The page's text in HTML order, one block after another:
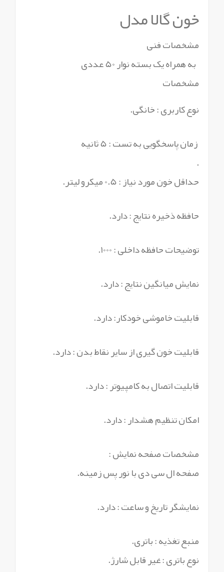
خون گالا مدل
مشخصات فنی
به همراه یک بسته نوار 50 عددی
مشخصات
نوع کاربری : خانگی.
زمان پاسخگویی به تست : 5 ثانیه
.
حداقل خون مورد نیاز : 0.5 میکرو لیتر.
حافظه ذخیره نتایج : دارد.
توضیحات حافظه داخلی : 1000.
نمایش میانگین نتایج : دارد.
قابلیت خاموشی خودکار: دارد.
قابلیت خون گیری از سایر نقاط بدن : دارد.
قابلیت اتصال به کامپیوتر : دارد.
امکان تنظیم هشدار : دارد.
مشخصات صفحه نمایش :
صفحه ال سی دی با نور پس زمینه.
نمایشگر تاریخ و ساعت : دارد.
منبع تغذیه : باتری.
نوع باتری : غیر قابل شارژ.